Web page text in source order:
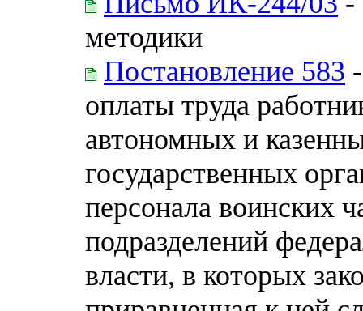
методики
Постановление 583
оплаты труда
автономных и
государственных
персонала воинских
подразделений
власти, в которых